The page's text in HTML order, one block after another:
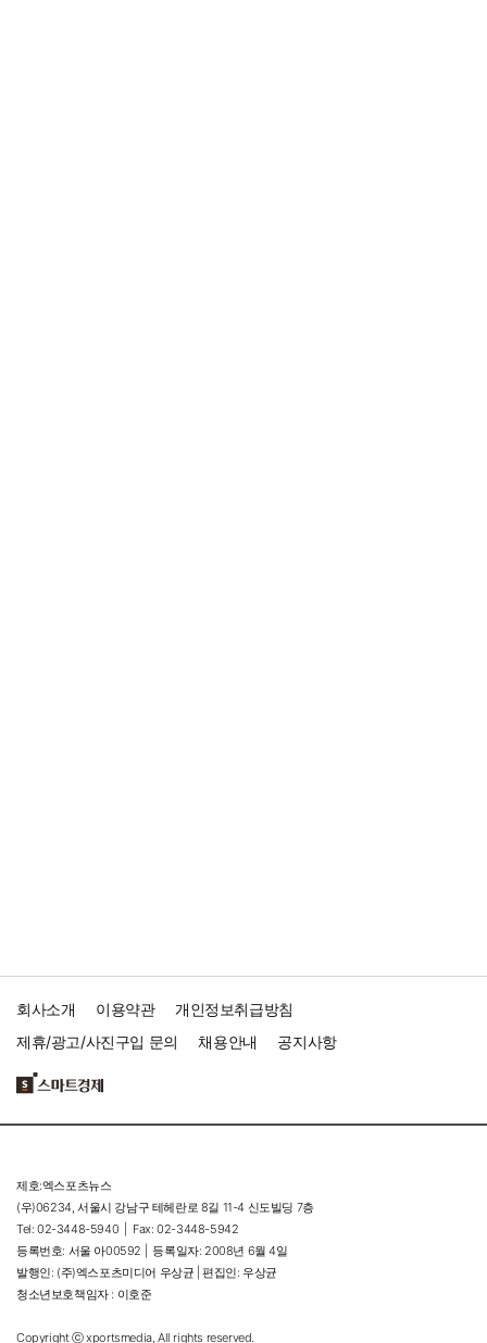
회사소개 이용약관
개인정보취급방침
제휴/광고/사진구입 문의
채용안내 공지사항
제호:엑스포츠뉴스
(우)06234, 서울시 강남구 테헤란로 8길 11-4 신도빌딩 7층
Tel: 02-3448-5940 |
Fax: 02-3448-5942
등록번호: 서울 아00592 |
등록일자: 2008년 6월 4일
발행인: (주)엑스포츠미디어 우상균 | 편집인: 우상균
청소년보호책임자 : 이호준
Copyright ⓒ xportsmedia, All rights reserved.